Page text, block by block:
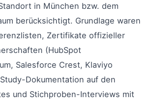
in München bzw. dem
berücksichtigt. Grundlage waren
Zertifikate offizieller
(HubSpot
Salesforce Crest, Klaviyo
Dokumentation auf den
und Stichproben-Interviews mit